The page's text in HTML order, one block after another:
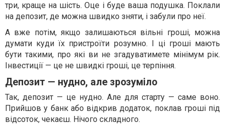
три, краще на шість. Оце і буде ваша подушка. Поклали
на депозит, де можна швидко зняти, і забули про неї.
А вже потім, якщо залишаються вільні гроші, можна
думати куди їх пристроїти розумно. І ці гроші мають
бути такими, про які ви не згадуватимете мінімум рік.
Інвестиції — це не швидкі гроші, це терпіння.
Депозит — нудно, але зрозуміло
Так, депозит — це нудно. Але для старту — саме воно.
Прийшов у банк або відкрив додаток, поклав гроші під
відсоток, чекаєш. Нічого складного.